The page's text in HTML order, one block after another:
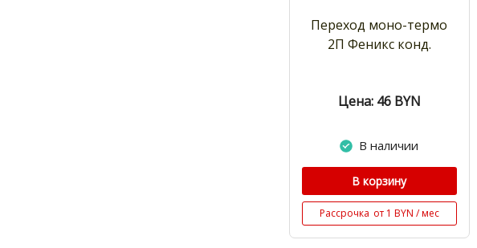
Переход моно-термо
2П Феникс конд.
Цена: 46 BYN
В наличии
В корзину
Рассрочка от 1 BYN / мес